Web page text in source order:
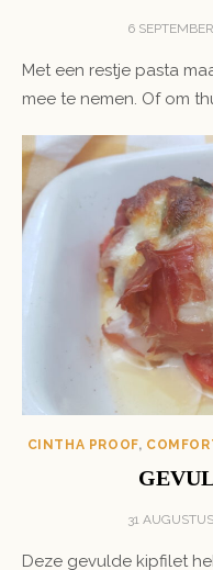
POSTED
6
Met een restje pasta
mee te nemen. Of om
CINTHA PROOF,
POSTED
31
Deze gevulde kipfilet